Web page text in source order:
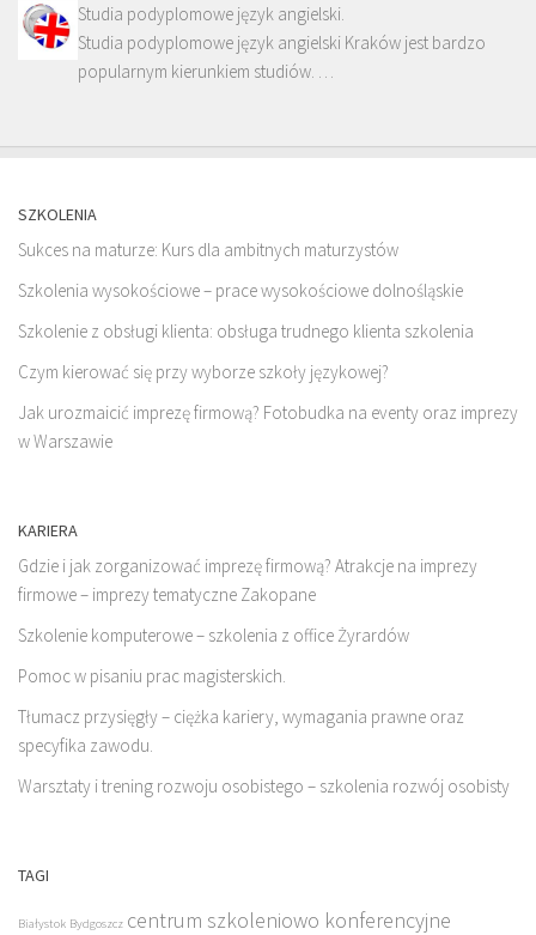
Studia podyplomowe język angielski.
Studia podyplomowe język angielski Kraków jest bardzo
popularnym kierunkiem studiów. …
SZKOLENIA
Sukces na maturze: Kurs dla ambitnych maturzystów
Szkolenia wysokościowe – prace wysokościowe dolnośląskie
Szkolenie z obsługi klienta: obsługa trudnego klienta szkolenia
Czym kierować się przy wyborze szkoły językowej?
Jak urozmaicić imprezę firmową? Fotobudka na eventy oraz imprezy
w Warszawie
KARIERA
Gdzie i jak zorganizować imprezę firmową? Atrakcje na imprezy
firmowe – imprezy tematyczne Zakopane
Szkolenie komputerowe – szkolenia z office Żyrardów
Pomoc w pisaniu prac magisterskich.
Tłumacz przysięgły – ciężka kariery, wymagania prawne oraz
specyfika zawodu.
Warsztaty i trening rozwoju osobistego – szkolenia rozwój osobisty
TAGI
Białystok Bydgoszcz centrum szkoleniowo konferencyjne